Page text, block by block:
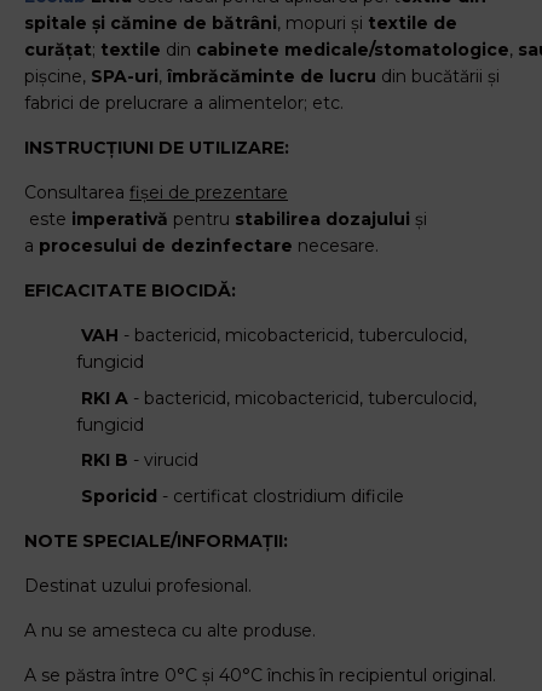
spitale și cămine de bătrâni, mopuri și textile de
curățat; textile din cabinete medicale/stomatologice,
pișcine, SPA-uri, îmbrăcăminte de lucru din bucătării și
fabrici de prelucrare a alimentelor; etc.
INSTRUCȚIUNI DE UTILIZARE:
Consultarea fișei de prezentare
este imperativă pentru stabilirea dozajului și
a procesului de dezinfectare necesare.
EFICACITATE BIOCIDĂ:
VAH - bactericid, micobactericid, tuberculocid,
fungicid
RKI A - bactericid, micobactericid, tuberculocid,
fungicid
RKI B - virucid
Sporicid - certificat clostridium dificile
NOTE SPECIALE/INFORMAȚII:
Destinat uzului profesional.
A nu se amesteca cu alte produse.
A se păstra între 0°C și 40°C închis în recipientul original.